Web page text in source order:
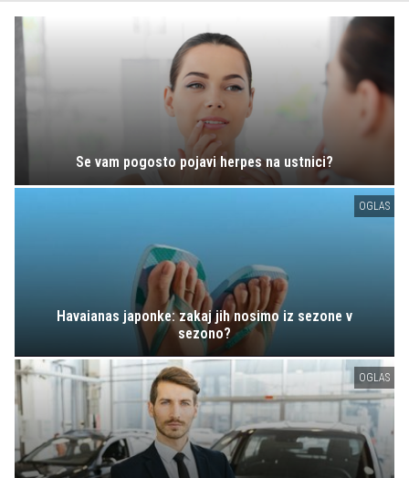
Se vam pogosto pojavi herpes na ustnici?
OGLAS
Havaianas japonke: zakaj jih nosimo iz sezone v
sezono?
OGLAS